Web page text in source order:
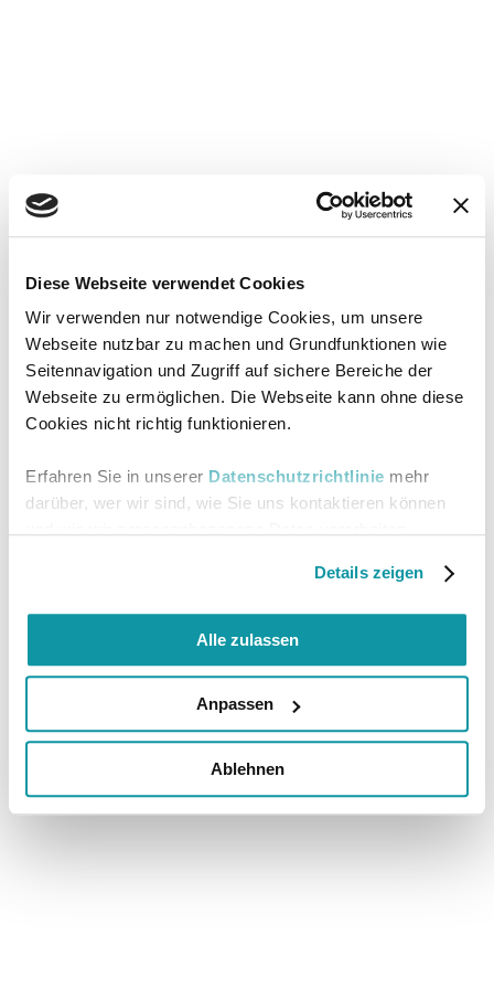
Diese Webseite verwendet Cookies
Wir verwenden nur notwendige Cookies, um unsere
Webseite nutzbar zu machen und Grundfunktionen wie
Seitennavigation und Zugriff auf sichere Bereiche der
Webseite zu ermöglichen. Die Webseite kann ohne diese
Cookies nicht richtig funktionieren.
Erfahren Sie in unserer Datenschutzrichtlinie mehr
darüber, wer wir sind, wie Sie uns kontaktieren können
Details zeigen
Alle zulassen
Anpassen
Ablehnen